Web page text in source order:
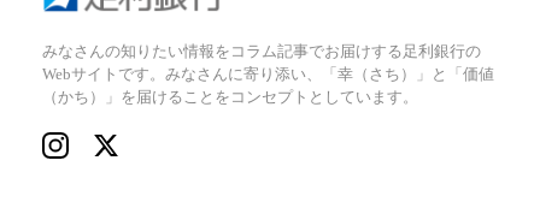
みなさんの知りたい情報をコラム記事でお届けする足利銀行の
Webサイトです。みなさんに寄り添い、「幸（さち）」と「価値
（かち）」を届けることをコンセプトとしています。